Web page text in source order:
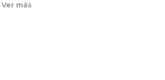
Ver más